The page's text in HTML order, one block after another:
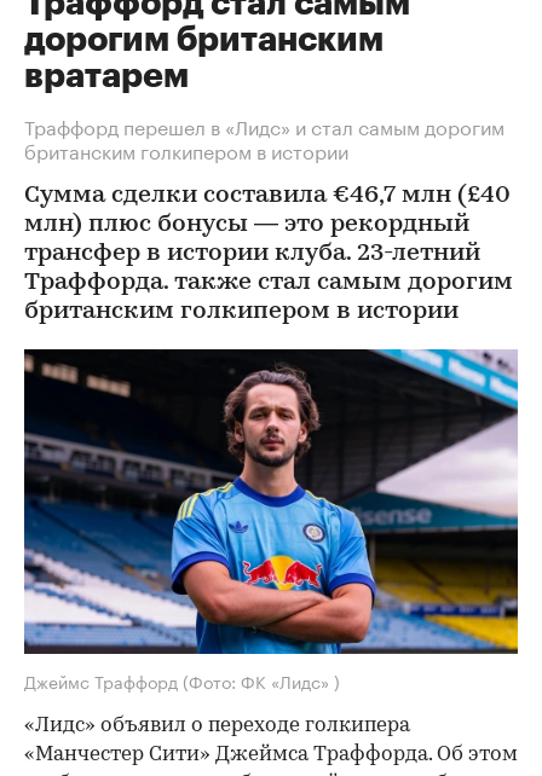
дорогим британским
вратарем
Траффорд перешел в «Лидс» и стал самым дорогим
британским голкипером в истории
Сумма сделки составила €46,7 млн (£40
млн) плюс бонусы — это рекордный
трансфер в истории клуба. 23-летний
Траффорда. также стал самым дорогим
британским голкипером в истории
Джеймс Траффорд (Фото: ФК «Лидс» )
«Лидс» объявил о переходе голкипера
«Манчестер Сити» Джеймса Траффорда. Об этом